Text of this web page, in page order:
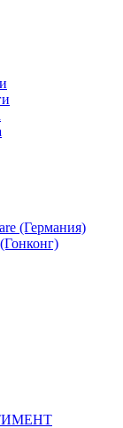
(Германия)